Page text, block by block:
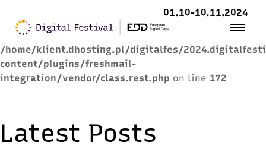
Warning : Trying to access array offset on value of
type null in
/home/klient.dhosting.pl/digitalfes/
content/plugins/freshmail-
integration/vendor/class.rest.php on line 172
01.10-10.11.2024
Latest Posts